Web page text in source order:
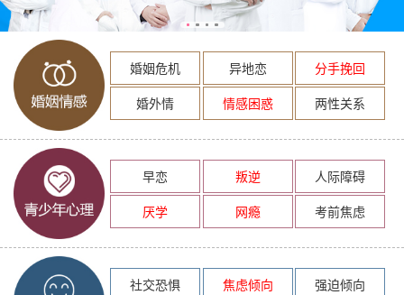
婚姻危机 异地恋
分手挽回
婚外情
情感困惑 两性关系
早恋 叛逆
人际障碍
厌学
网瘾 考前焦虑
社交恐惧 焦虑倾向
强迫倾向